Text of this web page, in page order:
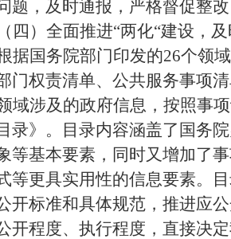
题，及时通报，严格督促整
（四）全面推进“两化“建设，
据国务院部门印发的26个领
门权责清单、公共服务事项
域涉及的政府信息，按照事
录》。目录内容涵盖了国务
等基本要素，同时又增加了
等更具实用性的信息要素。
开标准和具体规范，推进应
开程度、执行程度，直接决